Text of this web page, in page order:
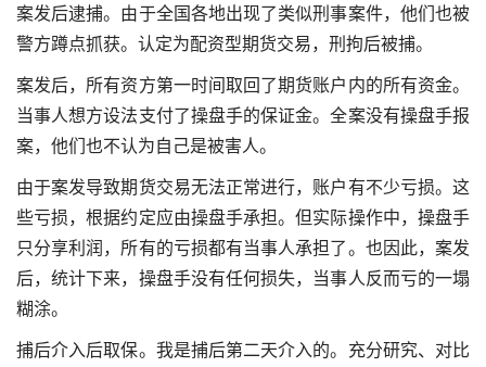
案发后逮捕。由于全国各地出现了类似刑事案件，他们也被
警方蹲点抓获。认定为配资型期货交易，刑拘后被捕。
案发后，所有资方第一时间取回了期货账户内的所有资金。
当事人想方设法支付了操盘手的保证金。全案没有操盘手报
案，他们也不认为自己是被害人。
由于案发导致期货交易无法正常进行，账户有不少亏损。这
些亏损，根据约定应由操盘手承担。但实际操作中，操盘手
只分享利润，所有的亏损都有当事人承担了。也因此，案发
后，统计下来，操盘手没有任何损失，当事人反而亏的一塌
糊涂。
捕后介入后取保。我是捕后第二天介入的。充分研究、对比